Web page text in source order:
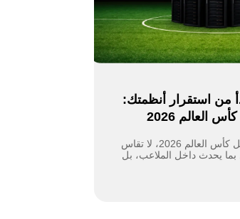
من استقرار أنظمتك:
2026
خلال حدث عالمي مثل كأس العالم 2026، لا تقاس
بما يحدث داخل الملاعب، بل